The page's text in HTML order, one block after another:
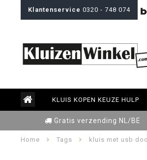
Klantenservice 0320 - 748 074
KLUIS KOPEN KEUZE HULP
Gratis verzending NL/BE
Home Tags kluis met usb